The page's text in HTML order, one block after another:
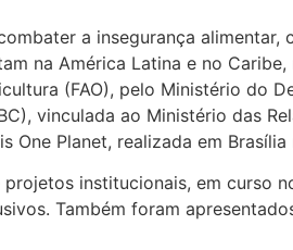
a insegurança
na América Latina e no
(FAO), pelo Ministério do
vinculada ao Ministério das
One Planet, realizada em Brasília
institucionais, em curso
Também foram